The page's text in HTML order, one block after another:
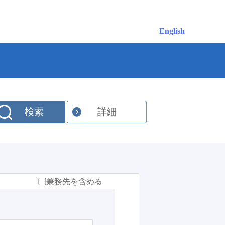
English
検索 詳細
兼務先を含める